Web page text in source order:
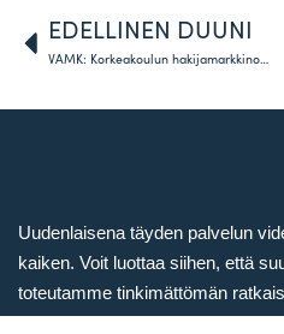
EDELLINEN DUUNI
VAMK: Korkeakoulun hakijamarkkinointiin puhtia videomuotoisista opiskelijatarinoista
Uudenlaisena täyden palvelun
kaiken. Voit luottaa siihen, että
toteutamme tinkimättömän
millainen tahansa.